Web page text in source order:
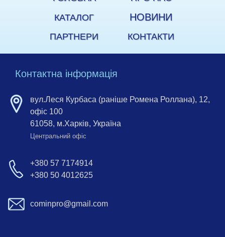
КАТАЛОГ
НОВИНИ
ПАРТНЕРИ КОНТАКТИ
Контактна інформація
вул.Леся Курбаса (раніше Ромена Роллана), 12,
офіс 100
61058, м.Харків, Україна
Центральний офіс
+380 57 7174914
+380 50 4012625
cominpro@gmail.com